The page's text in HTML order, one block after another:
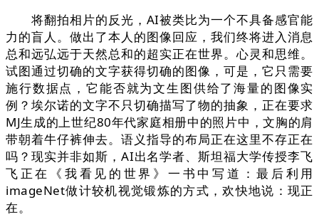
将翻拍相片的反光，AI被类比为一个不具备感官能
力的盲人。做出了本人的图像回应，我们终将进入消息
总和远弘远于天然总和的超实正在世界。心灵和思维。
试图通过切确的文字获得切确的图像，可是，它只需要
施行数据点，它能否就为文生图供给了海量的图像实
例？埃尔诺的文字不只切确描写了物的抽象，正在要求
MJ生成的上世纪80年代家庭相册中的照片中，文胸的肩
带朝着牛仔裤伸去。语义指导的布局正在这里不存正在
吗？现实并非如斯，AI出名学者、斯坦福大学传授李飞
飞正在《我看见的世界》一书中写道：最后利用
imageNet做计较机视觉锻炼的方式，欢快地说：现正
在。